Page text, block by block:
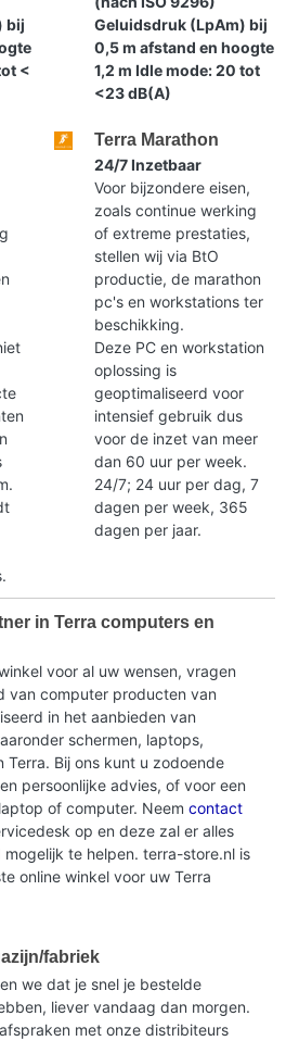
bij
<
Geluidsdruk (LpAm) bij
0,5 m afstand en hoogte
1,2 m Idle mode: 20 tot
<23 dB(A)
Terra Marathon
24/7 Inzetbaar
Voor bijzondere eisen,
zoals continue werking
of extreme prestaties,
stellen wij via BtO
productie, de marathon
pc's en workstations ter
beschikking.
Deze PC en workstation
oplossing is
geoptimaliseerd voor
intensief gebruik dus
voor de inzet van meer
dan 60 uur per week.
24/7; 24 uur per dag, 7
dagen per week, 365
dagen per jaar.
in Terra computers en
voor al uw wensen, vragen
van computer producten van
in het aanbieden van
schermen, laptops,
Terra. Bij ons kunt u zodoende
persoonlijke advies, of voor een
of computer. Neem contact
op en deze zal er alles
te helpen. terra-store.nl is
online winkel voor uw Terra
fabriek
we dat je snel je bestelde
liever vandaag dan morgen.
met onze distribiteurs